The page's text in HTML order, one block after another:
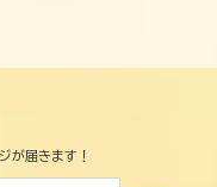
が届きます！